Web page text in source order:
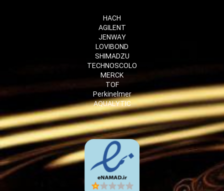
HACH
AGILENT
JENWAY
LOVIBOND
SHIMADZU
TECHNOSCOLO
MERCK
TOF
Perkinelmer
AQUALYTIC